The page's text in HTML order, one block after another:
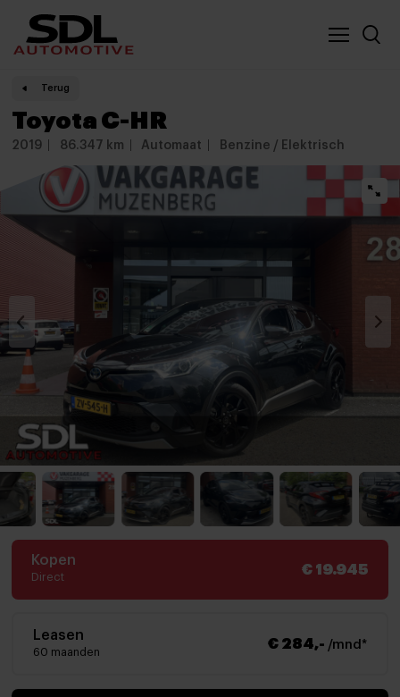
Nieuwe locatie SDL
Vergelijker
Terug
Toyota C-HR
2019 86.347 km Automaat Benzine / Elektrisch
Leasen
60 maanden
€ 284,- /mnd*
Kopen
Direct
€ 19.945